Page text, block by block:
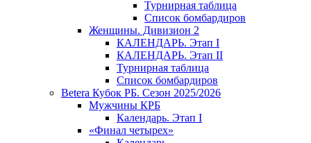
Турнирная таблица
Список бомбардиров
Женщины. Дивизион 2
КАЛЕНДАРЬ. Этап I
КАЛЕНДАРЬ. Этап II
Турнирная таблица
Список бомбардиров
Betera Кубок РБ. Сезон 2025/2026
Мужчины КРБ
Календарь. Этап I
«Финал четырех»